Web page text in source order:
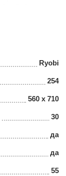
Ryobi
254
560 x 710
30
да
да
55